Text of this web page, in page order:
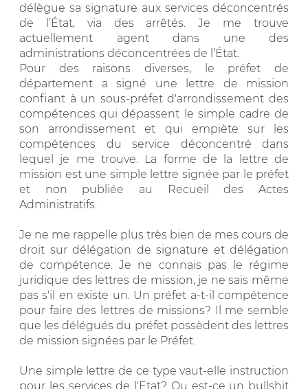
délègue sa signature aux services déconcentrés
de l’État, via des arrêtés. Je me trouve
actuellement agent dans une des
administrations déconcentrées de l’État.
Pour des raisons diverses, le préfet de
département a signé une lettre de mission
confiant à un sous-préfet d'arrondissement des
compétences qui dépassent le simple cadre de
son arrondissement et qui empiète sur les
compétences du service déconcentré dans
lequel je me trouve. La forme de la lettre de
mission est une simple lettre signée par le préfet
et non publiée au Recueil des Actes
Administratifs.
Je ne me rappelle plus très bien de mes cours de
droit sur délégation de signature et délégation
de compétence. Je ne connais pas le régime
juridique des lettres de mission, je ne sais même
pas s'il en existe un. Un préfet a-t-il compétence
pour faire des lettres de missions? Il me semble
que les délégués du préfet possèdent des lettres
de mission signées par le Préfet.
Une simple lettre de ce type vaut-elle instruction
pour les services de l'Etat? Ou est-ce un bullshit